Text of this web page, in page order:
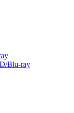
Blu-ray